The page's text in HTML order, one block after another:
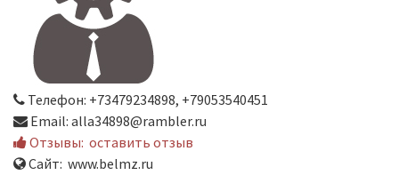
Телефон: +73479234898, +79053540451
Email: alla34898@rambler.ru
Отзывы: оставить отзыв
Сайт: www.belmz.ru